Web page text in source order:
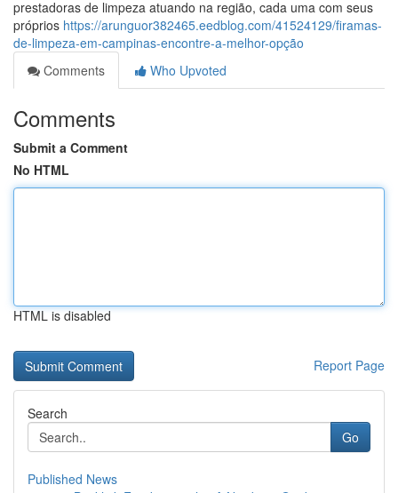
prestadoras de limpeza atuando na região, cada uma com seus
próprios https://arunguor382465.eedblog.com/41524129/firamas-
de-limpeza-em-campinas-encontre-a-melhor-opção
Comments
Who Upvoted
Comments
Submit a Comment
No HTML
HTML is disabled
Report Page
Search
Go
Published News